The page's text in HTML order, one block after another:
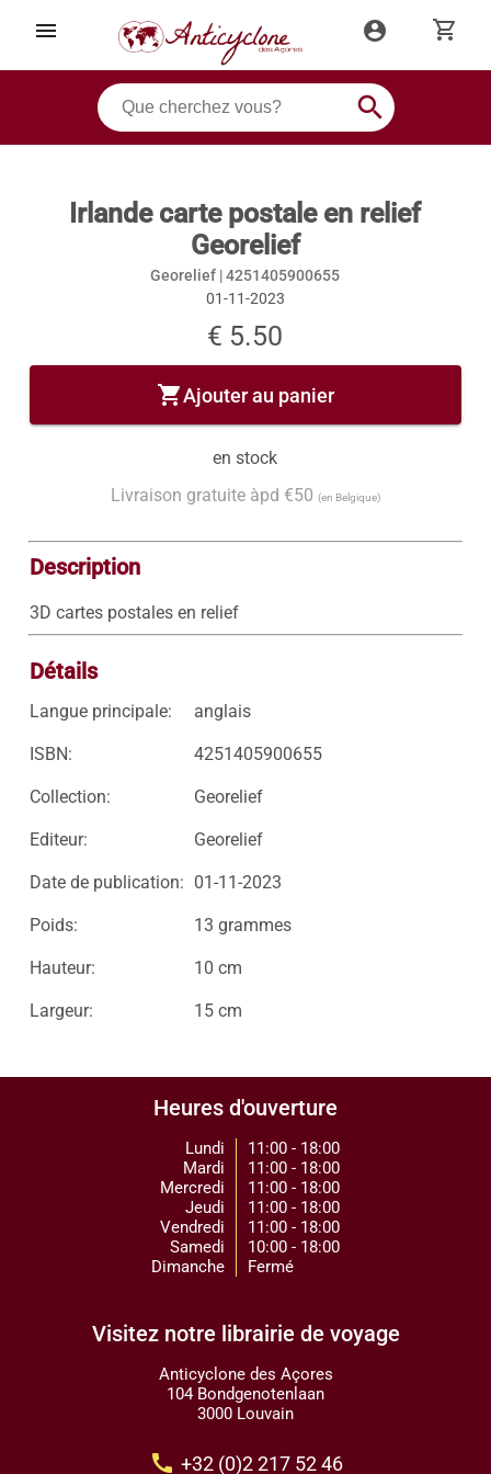
menu account_circle shopping_cart
search
Irlande carte postale en relief
Georelief
Georelief |4251405900655
01-11-2023
€ 5.50
shopping_cartAjouter au panier
en stock
Livraison gratuite àpd €50 (en Belgique)
Description
3D cartes postales en relief
Détails
Langue principale: anglais
ISBN: 4251405900655
Collection: Georelief
Editeur: Georelief
Date de publication: 01-11-2023
Poids: 13 grammes
Hauteur: 10 cm
Largeur: 15 cm
Heures d'ouverture
Lundi
Mardi
Mercredi
Jeudi
Vendredi
Samedi
Dimanche
11:00 - 18:00
11:00 - 18:00
11:00 - 18:00
11:00 - 18:00
11:00 - 18:00
10:00 - 18:00
Fermé
Visitez notre librairie de voyage
Anticyclone des Açores
104 Bondgenotenlaan
3000 Louvain
call +32 (0)2 217 52 46